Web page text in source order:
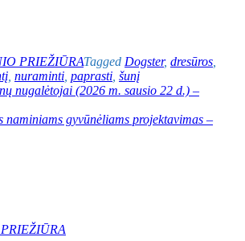
PRIEŽIŪRATagged Dogster, dresūros
nuraminti paprasti šunį
nugalėtojai (2026 m. sausio 22 d.) –
naminiams gyvūnėliams projektavimas –